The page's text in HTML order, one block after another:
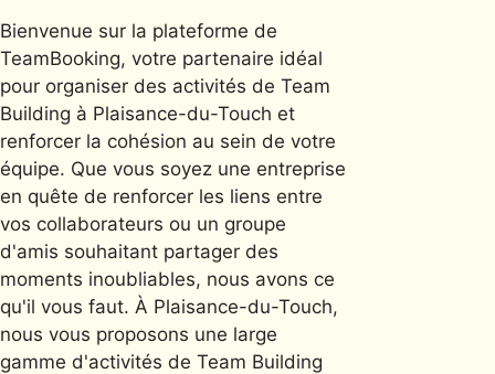
Bienvenue sur la plateforme de
TeamBooking, votre partenaire idéal
pour organiser des activités de Team
Building à Plaisance-du-Touch et
renforcer la cohésion au sein de votre
équipe. Que vous soyez une entreprise
en quête de renforcer les liens entre
vos collaborateurs ou un groupe
d'amis souhaitant partager des
moments inoubliables, nous avons ce
qu'il vous faut. À Plaisance-du-Touch,
nous vous proposons une large
gamme d'activités de Team Building